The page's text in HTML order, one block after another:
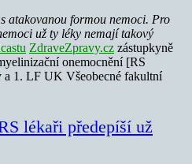
atakovanou formou nemoci. Pro
už ty léky nemají takový
ZdraveZpravy.cz zástupkyně
onemocnění [RS
1. LF UK Všeobecné fakultní
lékaři předepíší už